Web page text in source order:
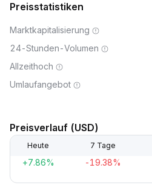
Preisstatistiken
Marktkapitalisierung
24-Stunden-Volumen
Allzeithoch
Umlaufangebot
Preisverlauf (USD)
Heute 7 Tage
+7.86% -19.38%